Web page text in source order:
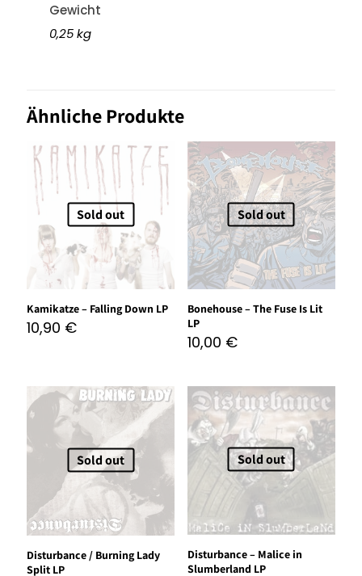
Gewicht
0,25 kg
Ähnliche Produkte
Sold out
Kamikatze – Falling Down LP
10,90 €
Sold out
Bonehouse – The Fuse Is Lit
LP
10,00 €
Sold out
Disturbance / Burning Lady
Split LP
Sold out
Disturbance – Malice in
Slumberland LP